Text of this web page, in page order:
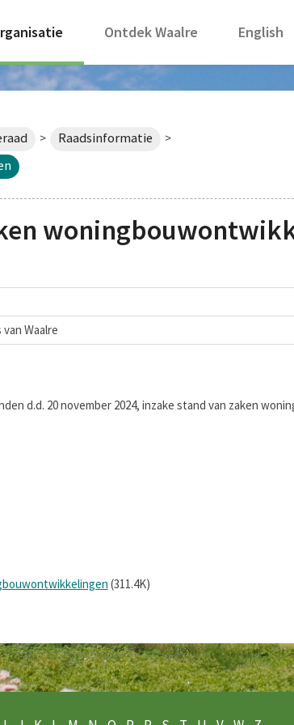
Ontdek Waalre English
> Raadsinformatie >
Waalre
d.d. 20 november 2024, inzake stand van zaken
(311.4K)